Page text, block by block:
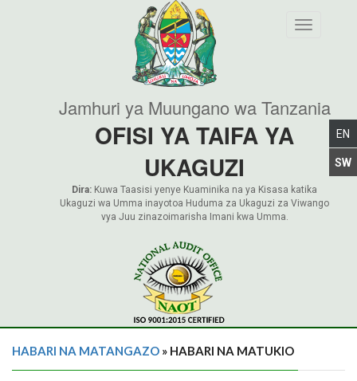
Toggle
Jamhuri ya Muungano wa Tanzania
OFISI YA TAIFA YA
UKAGUZI
Dira: Kuwa Taasisi yenye Kuaminika na ya Kisasa katika
Ukaguzi wa Umma inayotoa Huduma za Ukaguzi za Viwango
vya Juu zinazoimarisha Imani kwa Umma.
HABARI NA MATANGAZO » HABARI NA MATUKIO